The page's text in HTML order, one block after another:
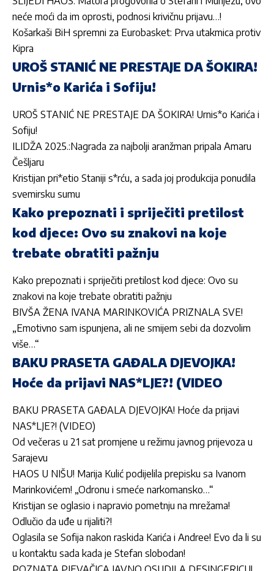
neće moći da im oprosti, podnosi krivičnu prijavu…!
Košarkaši BiH spremni za Eurobasket: Prva utakmica protiv
Kipra
UROŠ STANIĆ NE PRESTAJE DA ŠOKIRA!
Urnis*o Karića i Sofiju!
UROŠ STANIĆ NE PRESTAJE DA ŠOKIRA! Urnis*o Karića i
Sofiju!
ILIDŽA 2025.:Nagrada za najbolji aranžman pripala Amaru
Češljaru
Kristijan pri*etio Staniji s*rću, a sada joj produkcija ponudila
svemirsku sumu
Kako prepoznati i spriječiti pretilost
kod djece: Ovo su znakovi na koje
trebate obratiti pažnju
Kako prepoznati i spriječiti pretilost kod djece: Ovo su
znakovi na koje trebate obratiti pažnju
BIVŠA ŽENA IVANA MARINKOVIĆA PRIZNALA SVE!
„Emotivno sam ispunjena, ali ne smijem sebi da dozvolim
više…“
BAKU PRASETA GAĐALA DJEVOJKA!
Hoće da prijavi NAS*LJE?! (VIDEO
BAKU PRASETA GAĐALA DJEVOJKA! Hoće da prijavi
NAS*LJE?! (VIDEO)
Od večeras u 21 sat promjene u režimu javnog prijevoza u
Sarajevu
HAOS U NIŠU! Marija Kulić podijelila prepisku sa Ivanom
Marinkovićem! „Odronu i smeće narkomansko…“
Kristijan se oglasio i napravio pometnju na mrežama!
Odlučio da uđe u rijaliti?!
Oglasila se Sofija nakon raskida Karića i Andree! Evo da li su
u kontaktu sada kada je Stefan slobodan!